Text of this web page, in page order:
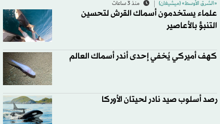
«الشرق الأوسط» (ميشيغان) منذ 3 ساعات
علماء يستخدمون أسماك القرش لتحسين
التنبؤ بالأعاصير
كهف أميركي يُخفي إحدى أندر أسماك العالم
رصد أسلوب صيد نادر لحيتان الأوركا